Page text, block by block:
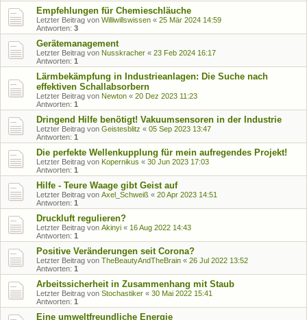
Empfehlungen für Chemieschläuche
Letzter Beitrag von Williwillswissen « 25 Mär 2024 14:59
Antworten: 3
Gerätemanagement
Letzter Beitrag von Nusskracher « 23 Feb 2024 16:17
Antworten: 1
Lärmbekämpfung in Industrieanlagen: Die Suche nach
effektiven Schallabsorbern
Letzter Beitrag von Newton « 20 Dez 2023 11:23
Antworten: 1
Dringend Hilfe benötigt! Vakuumsensoren in der Industrie
Letzter Beitrag von Geistesblitz « 05 Sep 2023 13:47
Antworten: 1
Die perfekte Wellenkupplung für mein aufregendes Projekt!
Letzter Beitrag von Kopernikus « 30 Jun 2023 17:03
Antworten: 1
Hilfe - Teure Waage gibt Geist auf
Letzter Beitrag von Axel_Schweiß « 20 Apr 2023 14:51
Antworten: 1
Druckluft regulieren?
Letzter Beitrag von Akinyi « 16 Aug 2022 14:43
Antworten: 1
Positive Veränderungen seit Corona?
Letzter Beitrag von TheBeautyAndTheBrain « 26 Jul 2022 13:52
Antworten: 1
Arbeitssicherheit in Zusammenhang mit Staub
Letzter Beitrag von Stochastiker « 30 Mai 2022 15:41
Antworten: 1
Eine umweltfreundliche Energie